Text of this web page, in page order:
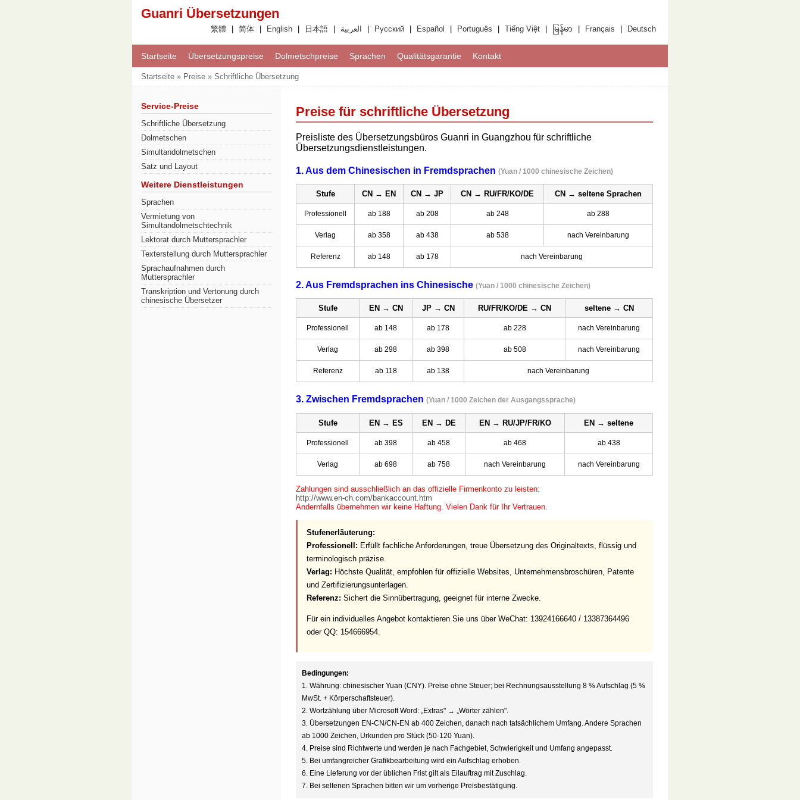
Guanri Übersetzungen
繁體 简体 English 日本語 العربية Русский Español Português Tiếng Việt မြန်မာ Français Deutsch
Startseite Übersetzungspreise Dolmetschpreise Sprachen Qualitätsgarantie Kontakt
Startseite » Preise » Schriftliche Übersetzung
Service-Preise
Schriftliche Übersetzung
Dolmetschen
Simultandolmetschen
Satz und Layout
Weitere Dienstleistungen
Sprachen
Vermietung von
Simultandolmetschtechnik
Lektorat durch Muttersprachler
Texterstellung durch Muttersprachler
Sprachaufnahmen durch
Muttersprachler
Transkription und Vertonung durch
chinesische Übersetzer
Preise für schriftliche Übersetzung
Preisliste des Übersetzungsbüros Guanri in Guangzhou für schriftliche
Übersetzungsdienstleistungen.
1. Aus dem Chinesischen in Fremdsprachen (Yuan / 1000 chinesische Zeichen)
Stufe CN → EN CN → JP CN → RU/FR/KO/DE CN → seltene Sprachen
Professionell ab 188 ab 208 ab 248 ab 288
Verlag ab 358 ab 438 ab 538 nach Vereinbarung
Referenz ab 148 ab 178 nach Vereinbarung
2. Aus Fremdsprachen ins Chinesische (Yuan / 1000 chinesische Zeichen)
Stufe EN → CN JP → CN RU/FR/KO/DE → CN seltene → CN
Professionell ab 148 ab 178 ab 228 nach Vereinbarung
Verlag ab 298 ab 398 ab 508 nach Vereinbarung
Referenz ab 118 ab 138 nach Vereinbarung
3. Zwischen Fremdsprachen (Yuan / 1000 Zeichen der Ausgangssprache)
Stufe EN → ES EN → DE EN → RU/JP/FR/KO EN → seltene
Professionell ab 398 ab 458 ab 468 ab 438
Verlag ab 698 ab 758 nach Vereinbarung nach Vereinbarung
Zahlungen sind ausschließlich an das offizielle Firmenkonto zu leisten:
http://www.en-ch.com/bankaccount.htm
Andernfalls übernehmen wir keine Haftung. Vielen Dank für Ihr Vertrauen.
Stufenerläuterung:
Professionell: Erfüllt fachliche Anforderungen, treue Übersetzung des Originaltexts, flüssig und
terminologisch präzise.
Verlag: Höchste Qualität, empfohlen für offizielle Websites, Unternehmensbroschüren, Patente
und Zertifizierungsunterlagen.
Referenz: Sichert die Sinnübertragung, geeignet für interne Zwecke.
Für ein individuelles Angebot kontaktieren Sie uns über WeChat: 13924166640 / 13387364496
oder QQ: 154666954.
Bedingungen:
1. Währung: chinesischer Yuan (CNY). Preise ohne Steuer; bei Rechnungsausstellung 8 % Aufschlag (5 %
MwSt. + Körperschaftsteuer).
2. Wortzählung über Microsoft Word: „Extras" → „Wörter zählen".
3. Übersetzungen EN-CN/CN-EN ab 400 Zeichen, danach nach tatsächlichem Umfang. Andere Sprachen
ab 1000 Zeichen, Urkunden pro Stück (50-120 Yuan).
4. Preise sind Richtwerte und werden je nach Fachgebiet, Schwierigkeit und Umfang angepasst.
5. Bei umfangreicher Grafikbearbeitung wird ein Aufschlag erhoben.
6. Eine Lieferung vor der üblichen Frist gilt als Eilauftrag mit Zuschlag.
7. Bei seltenen Sprachen bitten wir um vorherige Preisbestätigung.